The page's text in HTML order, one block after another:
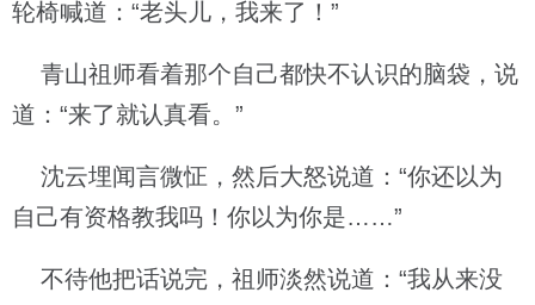
轮椅喊道：“老头儿，我来了！”
青山祖师看着那个自己都快不认识的脑袋，说
道：“来了就认真看。”
沈云埋闻言微怔，然后大怒说道：“你还以为
自己有资格教我吗！你以为你是……”
不待他把话说完，祖师淡然说道：“我从来没